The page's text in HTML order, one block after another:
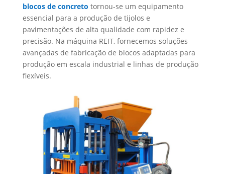
blocos de concreto tornou-se um equipamento
essencial para a produção de tijolos e
pavimentações de alta qualidade com rapidez e
precisão. Na máquina REIT, fornecemos soluções
avançadas de fabricação de blocos adaptadas para
produção em escala industrial e linhas de produção
flexíveis.